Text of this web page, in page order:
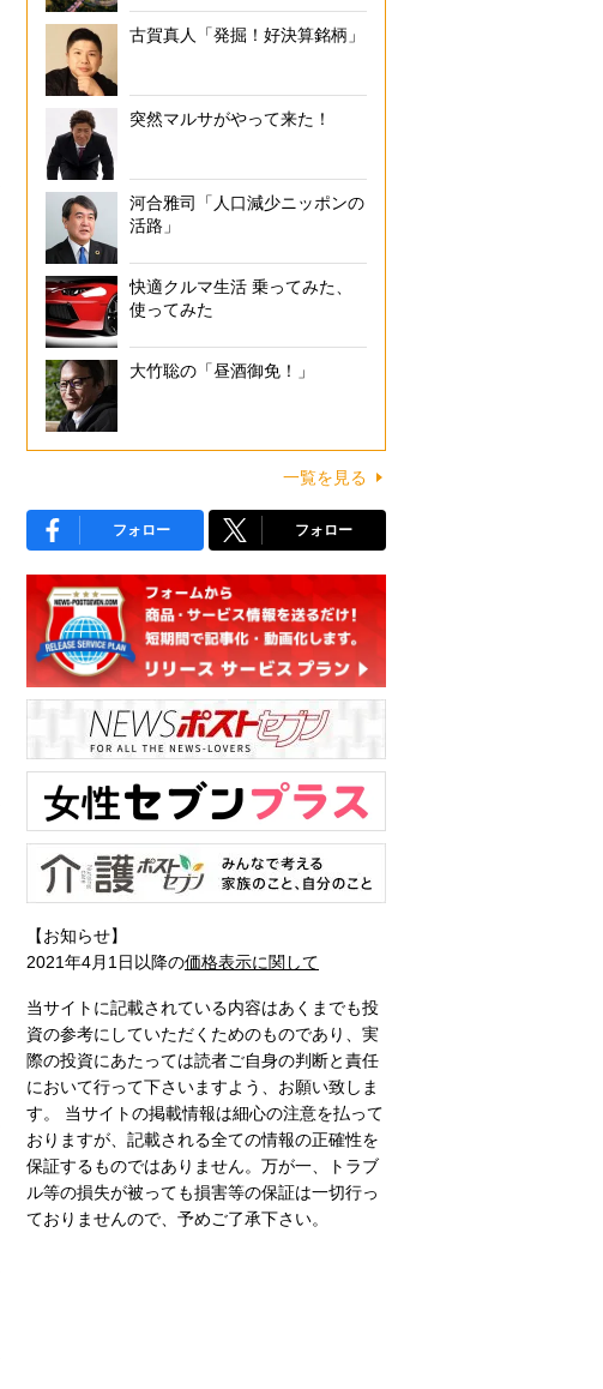
古賀真人「発掘！好決算銘柄」
突然マルサがやって来た！
河合雅司「人口減少ニッポンの
活路」
快適クルマ生活 乗ってみた、
使ってみた
大竹聡の「昼酒御免！」
一覧を見る
フォロー フォロー
【お知らせ】
2021年4月1日以降の価格表示に関して
当サイトに記載されている内容はあくまでも投
資の参考にしていただくためのものであり、実
際の投資にあたっては読者ご自身の判断と責任
において行って下さいますよう、お願い致しま
す。 当サイトの掲載情報は細心の注意を払って
おりますが、記載される全ての情報の正確性を
保証するものではありません。万が一、トラブ
ル等の損失が被っても損害等の保証は一切行っ
ておりませんので、予めご了承下さい。